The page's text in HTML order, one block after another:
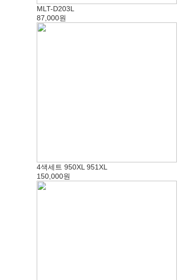
MLT-D203L
87,000원
4색세트 950XL 951XL
150,000원